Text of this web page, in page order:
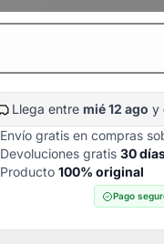
Llega entre mié 12 ago y
Envío gratis en compras
Devoluciones gratis 30
Producto 100% original
Pago